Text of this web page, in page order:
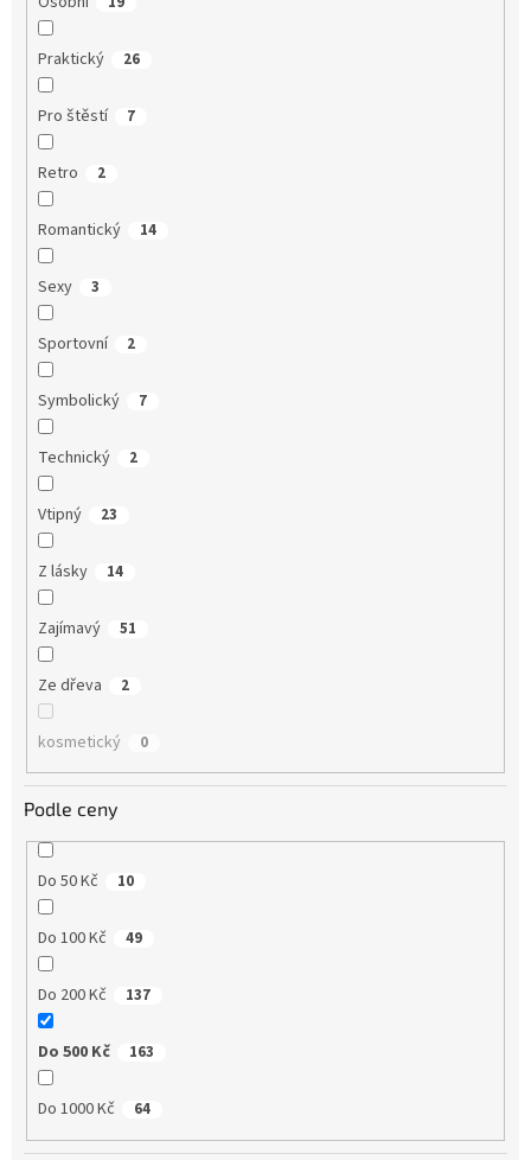
Praktický 26
Pro štěstí 7
Retro 2
Romantický 14
Sexy 3
Sportovní 2
Symbolický 7
Technický 2
Vtipný 23
Z lásky 14
Zajímavý 51
Ze dřeva 2
kosmetický 0
Podle ceny
Do 50 Kč 10
Do 100 Kč 49
Do 200 Kč 137
Do 500 Kč 163
Do 1000 Kč 64